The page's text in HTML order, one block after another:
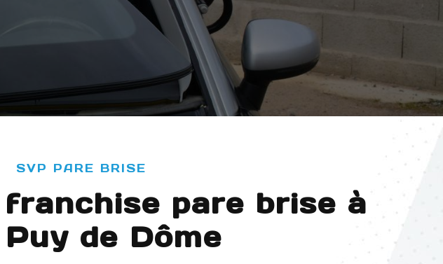
SVP PARE BRISE
franchise pare brise à
Puy de Dôme